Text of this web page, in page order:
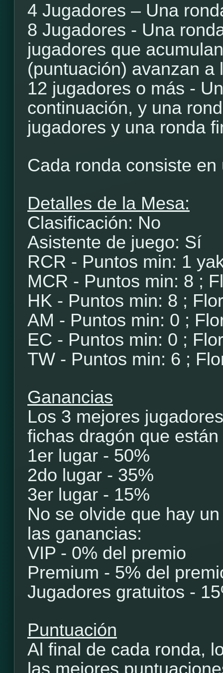
4 Jugadores – Una
8 Jugadores - Una
jugadores que
(puntuación) avanzan
12 jugadores o más -
continuación, y una
jugadores y una ronda
Cada ronda consiste
Detalles de la Mesa:
Clasificación: No
Asistente de juego: Sí
RCR - Puntos min: 1
MCR - Puntos min: 8 ;
HK - Puntos min: 8 ;
AM - Puntos min: 0 ;
EC - Puntos min: 0 ;
TW - Puntos min: 6 ;
Ganancias
Los 3 mejores
fichas dragón que
1er lugar - 50%
2do lugar - 35%
3er lugar - 15%
No se olvide que hay
las ganancias:
VIP - 0% del premio
Premium - 5% del
Jugadores gratuitos -
Puntuación
Al final de cada ronda,
las mejores